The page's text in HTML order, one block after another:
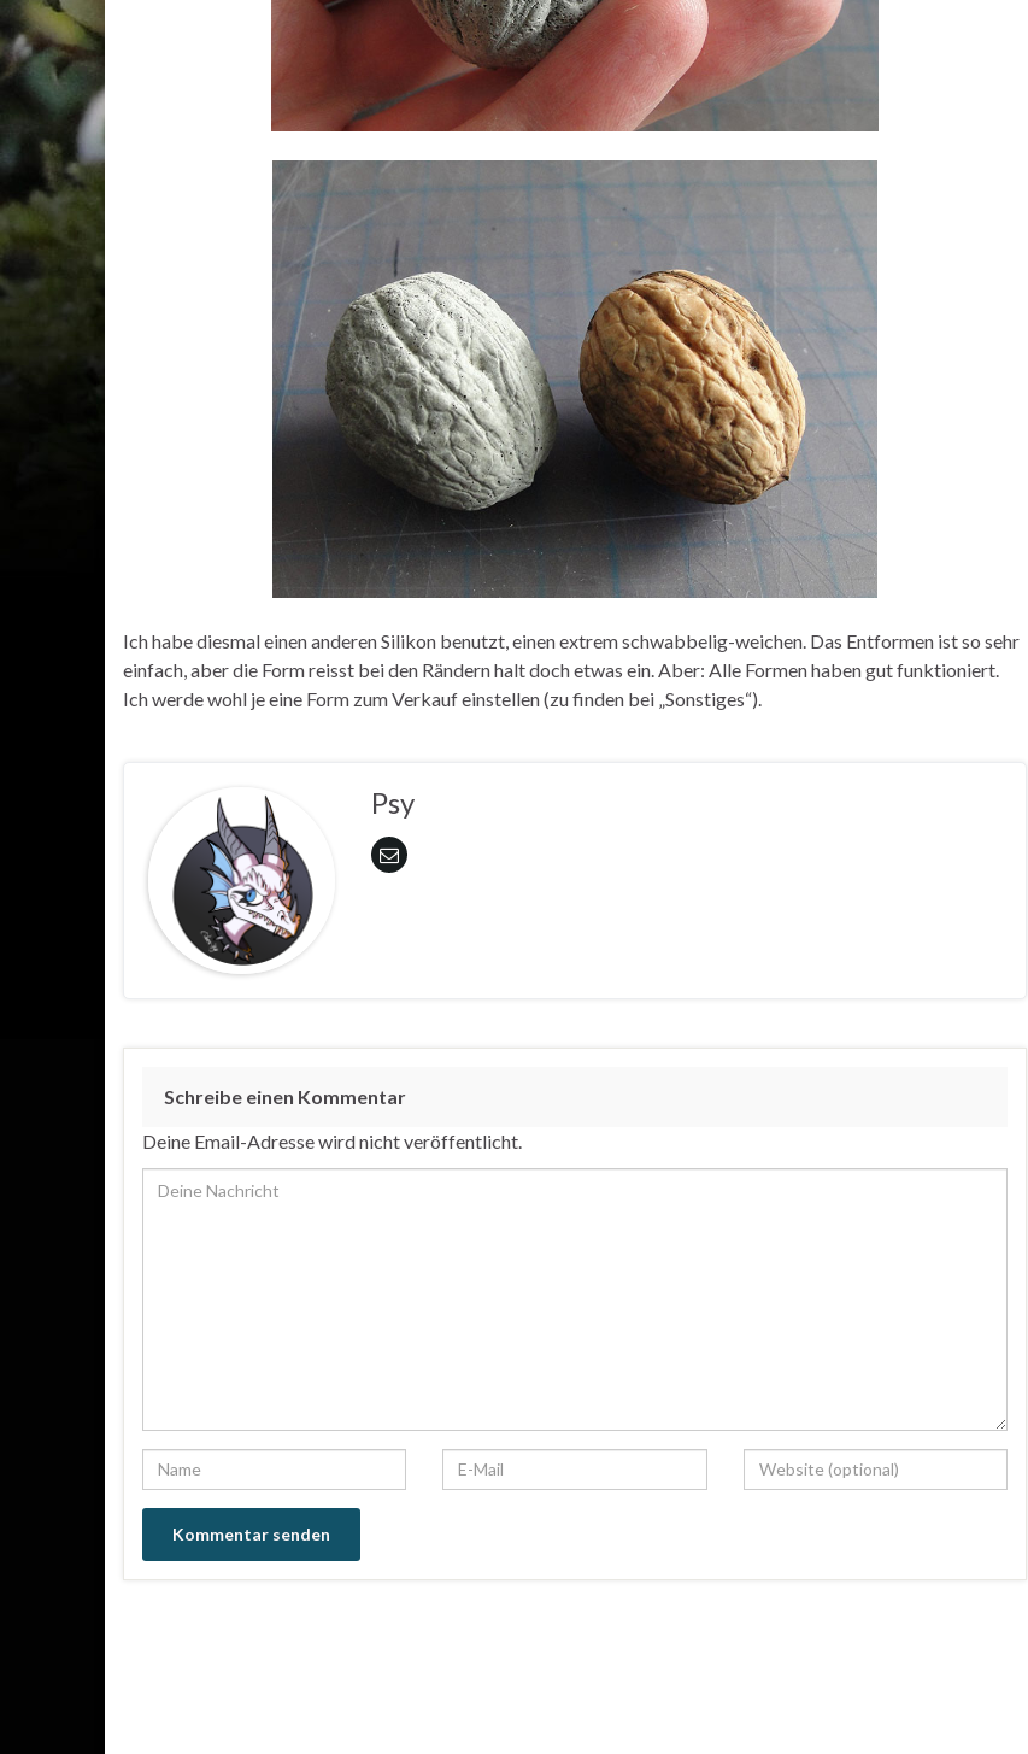
Ich habe diesmal einen anderen Silikon benutzt, einen extrem schwabbelig-weichen. Das Entformen ist so sehr
einfach, aber die Form reisst bei den Rändern halt doch etwas ein. Aber: Alle Formen haben gut funktioniert.
Ich werde wohl je eine Form zum Verkauf einstellen (zu finden bei „Sonstiges“).
Psy
Schreibe einen Kommentar
Deine Email-Adresse wird nicht veröffentlicht.